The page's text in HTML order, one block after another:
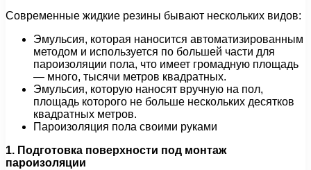
Современные жидкие резины бывают нескольких видов:
Эмульсия, которая наносится автоматизированным
методом и используется по большей части для
пароизоляции пола, что имеет громадную площадь
— много, тысячи метров квадратных.
Эмульсия, которую наносят вручную на пол,
площадь которого не больше нескольких десятков
квадратных метров.
Пароизоляция пола своими руками
1. Подготовка поверхности под монтаж
пароизоляции